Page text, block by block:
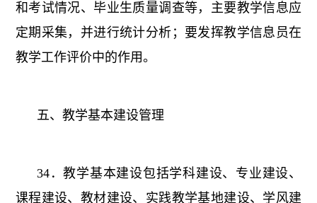
和考试情况、毕业生质量调查等，主要教学信息应
定期采集，并进行统计分析；要发挥教学信息员在
教学工作评价中的作用。
五、教学基本建设管理
34．教学基本建设包括学科建设、专业建设、
课程建设、教材建设、实践教学基地建设、学风建